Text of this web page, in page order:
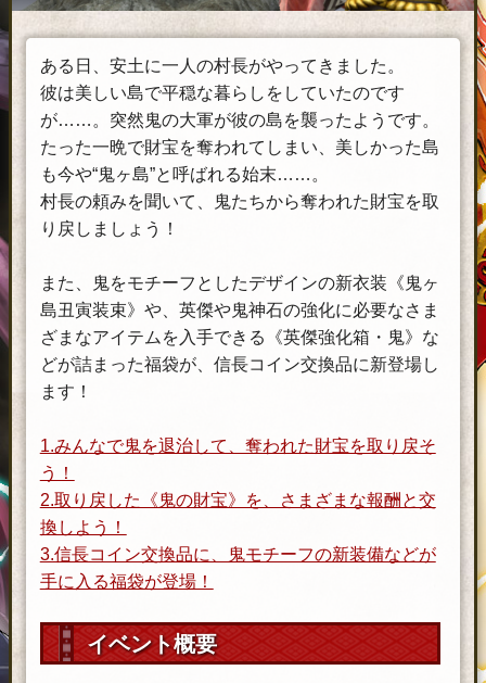
ある日、安土に一人の村長がやってきました。
彼は美しい島で平穏な暮らしをしていたのです
が……。突然鬼の大軍が彼の島を襲ったようです。
たった一晩で財宝を奪われてしまい、美しかった島
も今や“鬼ヶ島”と呼ばれる始末……。
村長の頼みを聞いて、鬼たちから奪われた財宝を取
り戻しましょう！
また、鬼をモチーフとしたデザインの新衣装《鬼ヶ
島丑寅装束》や、英傑や鬼神石の強化に必要なさま
ざまなアイテムを入手できる《英傑強化箱・鬼》な
どが詰まった福袋が、信長コイン交換品に新登場し
ます！
1.みんなで鬼を退治して、奪われた財宝を取り戻そ
う！
2.取り戻した《鬼の財宝》を、さまざまな報酬と交
換しよう！
3.信長コイン交換品に、鬼モチーフの新装備などが
手に入る福袋が登場！
イベント概要